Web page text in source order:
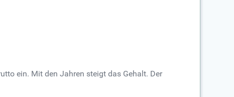
ein. Mit den Jahren steigt das Gehalt. Der